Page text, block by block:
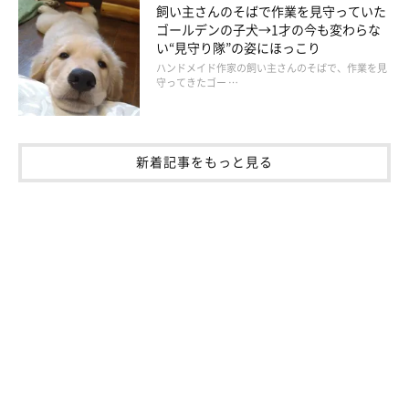
飼い主さんのそばで作業を見守っていた
ゴールデンの子犬→1才の今も変わらな
い“見守り隊”の姿にほっこり
ハンドメイド作家の飼い主さんのそばで、作業を見
守ってきたゴー …
新着記事をもっと見る